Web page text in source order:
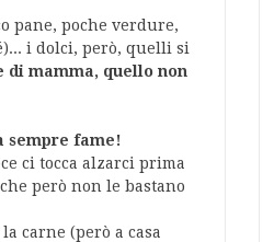
pane, poche verdure,
i dolci, però, quelli si
di mamma, quello non
sempre fame!
ci tocca alzarci prima
però non le bastano
carne (però a casa